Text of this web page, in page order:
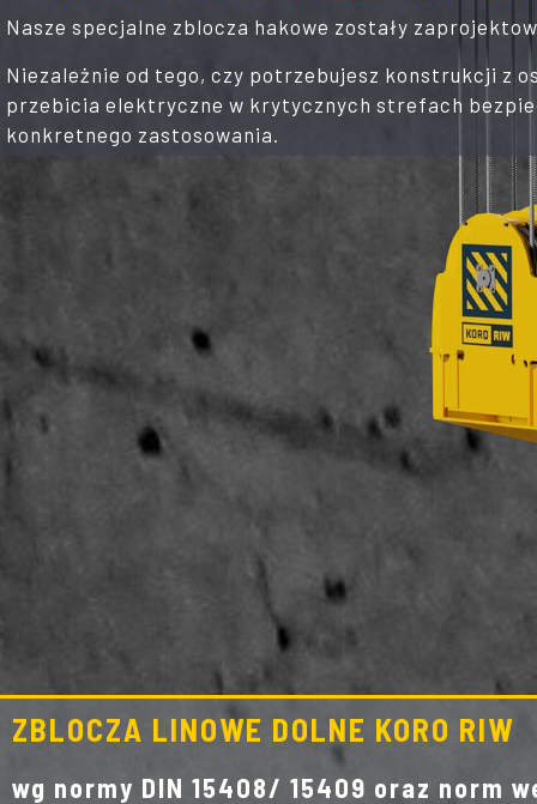
Nasze specjalne zblocza hakowe zostały
Niezależnie od tego, czy potrzebujesz konstrukcji z
przebicia elektryczne w krytycznych strefach
konkretnego zastosowania.
ZBLOCZA LINOWE DOLNE KORO RIW
wg normy DIN 15408/ 15409 oraz norm